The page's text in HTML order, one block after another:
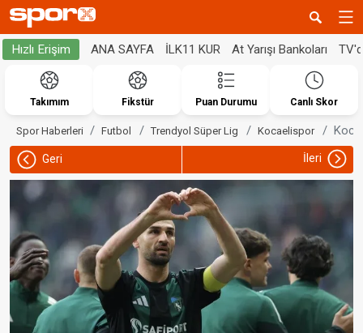
Hızlı Erişim ANA SAYFA İLK11 KUR At Yarışı Bankoları
Takımım Fikstür Puan Durumu Canlı Skor
Spor Haberleri Futbol Trendyol Süper Lig Kocaelispor
Geri İleri